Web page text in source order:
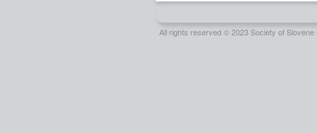
All rights reserved © 2023 Society of